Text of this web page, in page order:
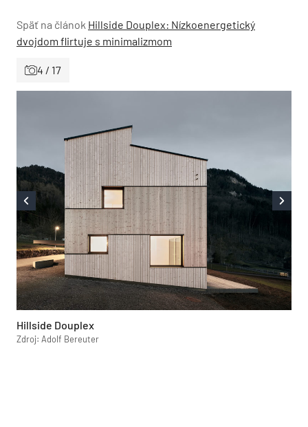
Späť na článok Hillside Douplex: Nízkoenergetický
dvojdom flirtuje s minimalizmom
4 / 17
Hillside Douplex
Zdroj: Adolf Bereuter